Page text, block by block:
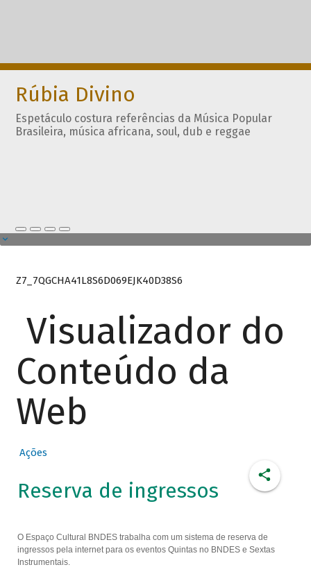
Rúbia Divino
Espetáculo costura referências da Música Popular
Brasileira, música africana, soul, dub e reggae
Z7_7QGCHA41L8S6D069EJK40D38S6
Visualizador do
Conteúdo da
Web
Ações
Reserva de ingressos
O Espaço Cultural BNDES trabalha com um sistema de reserva de
ingressos pela internet para os eventos Quintas no BNDES e Sextas
Instrumentais.